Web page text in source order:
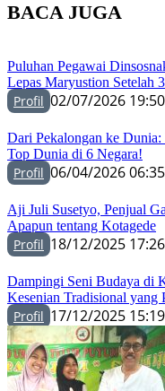
BACA JUGA
Puluhan Pegawai
Lepas Maryustion Setelah
Profil 02/07/2026 19:50
Dari Pekalongan ke
Top Dunia di 6 Negara!
Profil 06/04/2026 06:35
Aji Juli Susetyo, Penjual
Apapun tentang Kotagede
Profil 18/12/2025 17:26
Dampingi Seni Budaya di
Kesenian Tradisional yang
Profil 17/12/2025 15:19